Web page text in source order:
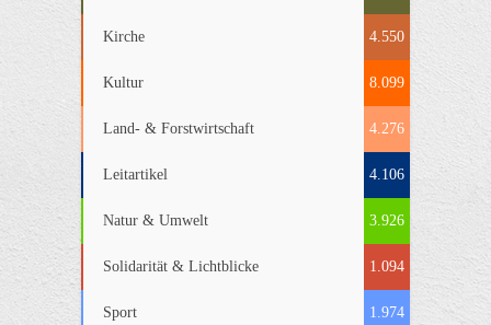
Kirche 4.550
Kultur 8.099
Land- & Forstwirtschaft 4.276
Leitartikel 4.106
Natur & Umwelt 3.926
Solidarität & Lichtblicke 1.094
Sport 1.974